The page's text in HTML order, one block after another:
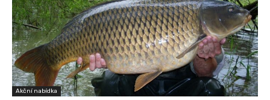
Akční nabídka